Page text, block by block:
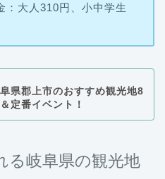
：大人310円、小中学生
県郡上市のおすすめ観光地8
定番イベント！
る岐阜県の観光地